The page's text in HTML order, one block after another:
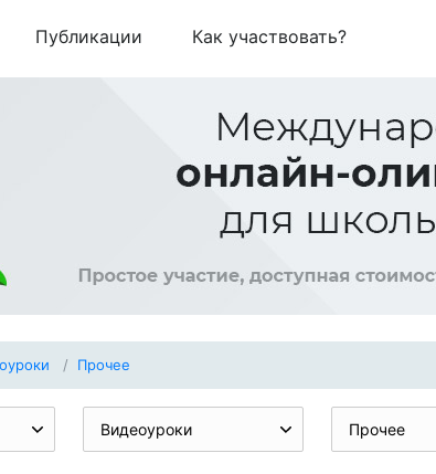
Публикации Как участвовать?
Прочее
Видеоуроки Прочее